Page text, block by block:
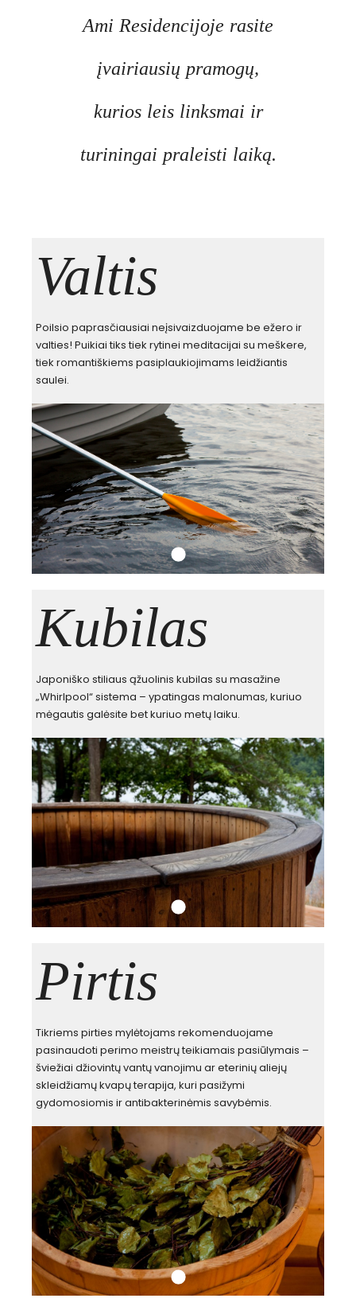
Ami Residencijoje rasite
įvairiausių pramogų,
kurios leis linksmai ir
turiningai praleisti laiką.
Valtis
Poilsio paprasčiausiai neįsivaizduojame be ežero ir
valties! Puikiai tiks tiek rytinei meditacijai su meškere,
tiek romantiškiems pasiplaukiojimams leidžiantis
saulei.
Kubilas
Japoniško stiliaus ąžuolinis kubilas su masažine
„Whirlpool“ sistema – ypatingas malonumas, kuriuo
mėgautis galėsite bet kuriuo metų laiku.
Pirtis
Tikriems pirties mylėtojams rekomenduojame
pasinaudoti perimo meistrų teikiamais pasiūlymais –
šviežiai džiovintų vantų vanojimu ar eterinių aliejų
skleidžiamų kvapų terapija, kuri pasižymi
gydomosiomis ir antibakterinėmis savybėmis.